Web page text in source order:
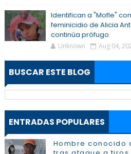
Identifican a "Mofle"
feminicidio de Alicia
continúa prófugo
Unknown Aug 04,
BUSCAR ESTE BLOG
ENTRADAS POPULARES
Hombre conocido